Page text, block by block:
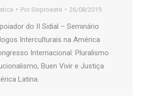
Por Sinproeste 26/08/2019
do II Sidial – Seminário
Interculturais na América
Internacional: Pluralismo
Buen Vivir e Justiça
Latina.